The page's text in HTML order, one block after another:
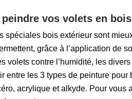
vos volets en bois
spéciales bois extérieur sont
grâce à l’application de
volets contre l’humidité, les
entre les 3 types de peinture pour
acrylique et alkyde. Pour vous